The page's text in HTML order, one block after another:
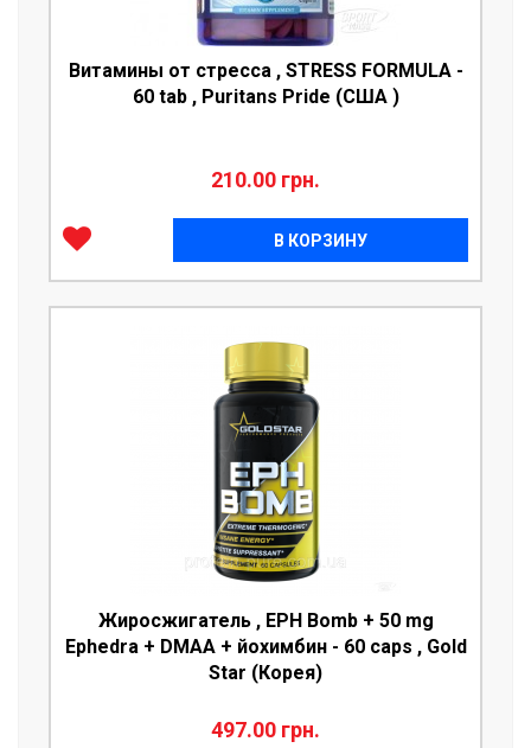
Витамины от стресса , STRESS FORMULA -
60 tab , Puritans Pride (США )
210.00 грн.
В КОРЗИНУ
Жиросжигатель , EPH Bomb + 50 mg
Ephedra + DMAA + йохимбин - 60 caps , Gold
Star (Корея)
497.00 грн.